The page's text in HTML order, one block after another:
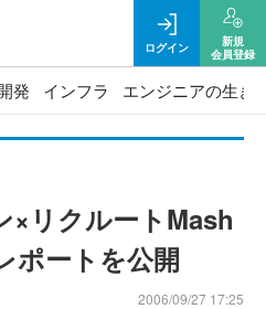
ログイン
新規
会員登録
発 インフラ エンジニアの生き
×リクルートMash
ポートを公開
2006/09/27 17:25